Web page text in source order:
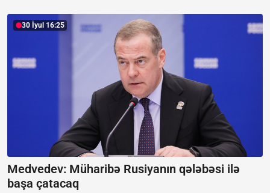
30 İyul 16:25
Medvedev: Müharibə Rusiyanın qələbəsi ilə
başa çatacaq